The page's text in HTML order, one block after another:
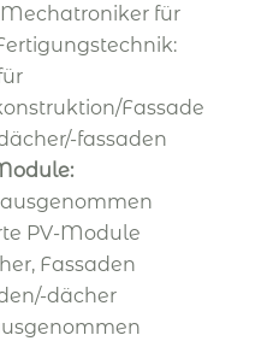
für
Fassade
fassaden
PV-Module
Fassaden
dächer